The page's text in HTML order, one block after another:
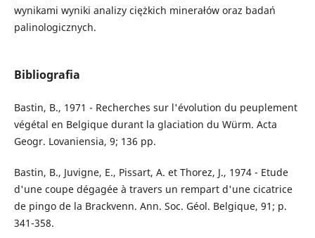
wynikami wyniki analizy ciężkich minerałów oraz badań
palinologicznych.
Bibliografia
Bastin, B., 1971 - Recherches sur l'évolution du peuplement
végétal en Belgique durant la glaciation du Würm. Acta
Geogr. Lovaniensia, 9; 136 pp.
Bastin, B., Juvigne, E., Pissart, A. et Thorez, J., 1974 - Etude
d'une coupe dégagée à travers un rempart d'une cicatrice
de pingo de la Brackvenn. Ann. Soc. Géol. Belgique, 91; p.
341-358.